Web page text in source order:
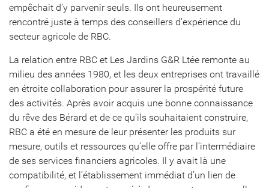
empêchait d’y parvenir seuls. Ils ont heureusement
rencontré juste à temps des conseillers d’expérience du
secteur agricole de RBC.
La relation entre RBC et Les Jardins G&R Ltée remonte au
milieu des années 1980, et les deux entreprises ont travaillé
en étroite collaboration pour assurer la prospérité future
des activités. Après avoir acquis une bonne connaissance
du rêve des Bérard et de ce qu’ils souhaitaient construire,
RBC a été en mesure de leur présenter les produits sur
mesure, outils et ressources qu’elle offre par l’intermédiaire
de ses services financiers agricoles. Il y avait là une
compatibilité, et l’établissement immédiat d’un lien de